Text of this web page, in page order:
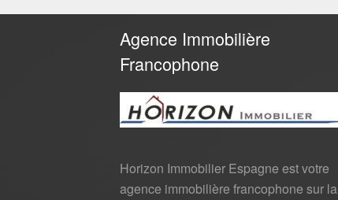
Agence Immobilière
Francophone
Horizon Immobilier Espagne est votre
agence immobilière francophone sur la